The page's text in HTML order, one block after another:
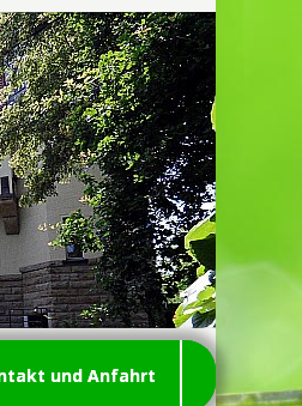
und Anfahrt